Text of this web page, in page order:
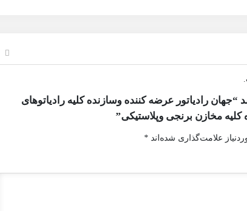
رادیاتور عرضه کننده وسازنده کلیه رادیاتوهای
مخازن برنجی وپلاستیکی”
علامت‌گذاری شده‌اند *